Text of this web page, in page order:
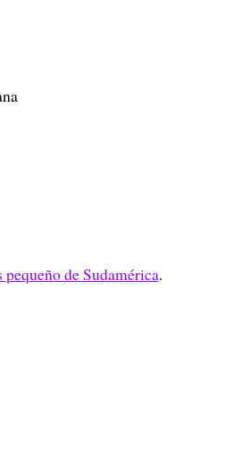
de Sudamérica.